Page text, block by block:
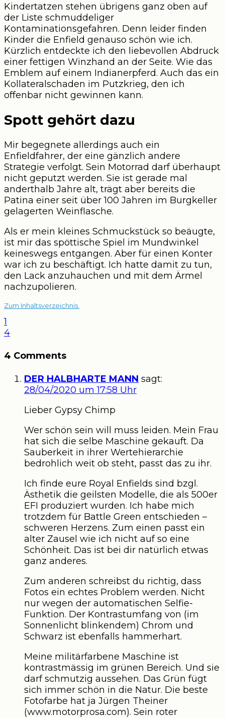
Kindertatzen stehen übrigens ganz oben auf
der Liste schmuddeliger
Kontaminationsgefahren. Denn leider finden
Kinder die Enfield genauso schön wie ich.
Kürzlich entdeckte ich den liebevollen Abdruck
einer fettigen Winzhand an der Seite. Wie das
Emblem auf einem Indianerpferd. Auch das ein
Kollateralschaden im Putzkrieg, den ich
offenbar nicht gewinnen kann.
Spott gehört dazu
Mir begegnete allerdings auch ein
Enfieldfahrer, der eine gänzlich andere
Strategie verfolgt. Sein Motorrad darf überhaupt
nicht geputzt werden. Sie ist gerade mal
anderthalb Jahre alt, trägt aber bereits die
Patina einer seit über 100 Jahren im Burgkeller
gelagerten Weinflasche.
Als er mein kleines Schmuckstück so beäugte,
ist mir das spöttische Spiel im Mundwinkel
keineswegs entgangen. Aber für einen Konter
war ich zu beschäftigt. Ich hatte damit zu tun,
den Lack anzuhauchen und mit dem Ärmel
nachzupolieren.
Zum Inhaltsverzeichnis.
1
4
4 Comments
DER HALBHARTE MANN sagt:
28/04/2020 um 17:58 Uhr
Lieber Gypsy Chimp
Wer schön sein will muss leiden. Mein Frau
hat sich die selbe Maschine gekauft. Da
Sauberkeit in ihrer Wertehierarchie
bedrohlich weit ob steht, passt das zu ihr.
Ich finde eure Royal Enfields sind bzgl.
Ästhetik die geilsten Modelle, die als 500er
EFI produziert wurden. Ich habe mich
trotzdem für Battle Green entschieden –
schweren Herzens. Zum einen passt ein
alter Zausel wie ich nicht auf so eine
Schönheit. Das ist bei dir natürlich etwas
ganz anderes.
Zum anderen schreibst du richtig, dass
Fotos ein echtes Problem werden. Nicht
nur wegen der automatischen Selfie-
Funktion. Der Kontrastumfang von (im
Sonnenlicht blinkendem) Chrom und
Schwarz ist ebenfalls hammerhart.
Meine militärfarbene Maschine ist
kontrastmässig im grünen Bereich. Und sie
darf schmutzig aussehen. Das Grün fügt
sich immer schön in die Natur. Die beste
Fotofarbe hat ja Jürgen Theiner
(www.motorprosa.com). Sein roter